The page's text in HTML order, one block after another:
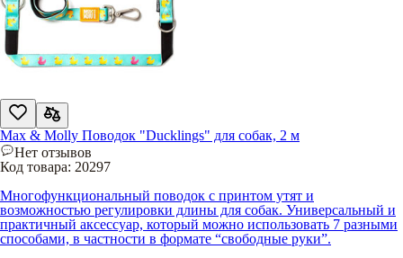
Max & Molly Поводок "Ducklings" для собак, 2 м
Нет отзывов
Код товара: 20297
Многофункциональный поводок с принтом утят и
возможностью регулировки длины для собак. Универсальный и
практичный аксессуар, который можно использовать 7 разными
способами, в частности в формате “свободные руки”.